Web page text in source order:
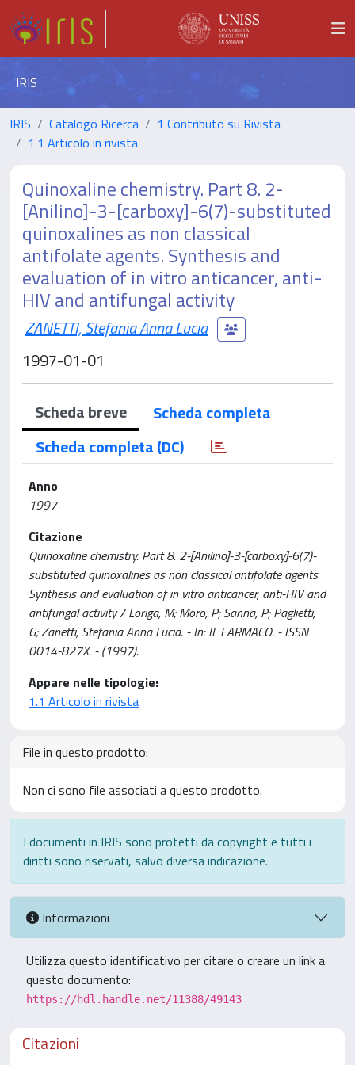
IRIS
IRIS Catalogo Ricerca
1 Contributo su Rivista
1.1 Articolo in rivista
Quinoxaline chemistry. Part 8. 2-
[Anilino]-3-[carboxy]-6(7)-substituted
quinoxalines as non classical
antifolate agents. Synthesis and
evaluation of in vitro anticancer, anti-
HIV and antifungal activity
ZANETTI, Stefania Anna Lucia
1997-01-01
Scheda breve
Scheda completa
Scheda completa (DC)
Anno
1997
Citazione
Quinoxaline chemistry. Part 8. 2-[Anilino]-3-[carboxy]-6(7)-
substituted quinoxalines as non classical antifolate agents.
Synthesis and evaluation of in vitro anticancer, anti-HIV and
antifungal activity / Loriga, M; Moro, P; Sanna, P; Paglietti,
G; Zanetti, Stefania Anna Lucia. - In: IL FARMACO. - ISSN
0014-827X. - (1997).
Appare nelle tipologie:
1.1 Articolo in rivista
File in questo prodotto:
Non ci sono file associati a questo prodotto.
I documenti in IRIS sono protetti da copyright e tutti i
diritti sono riservati, salvo diversa indicazione.
Informazioni
Utilizza questo identificativo per citare o creare un link a
questo documento:
https://hdl.handle.net/11388/49143
Citazioni